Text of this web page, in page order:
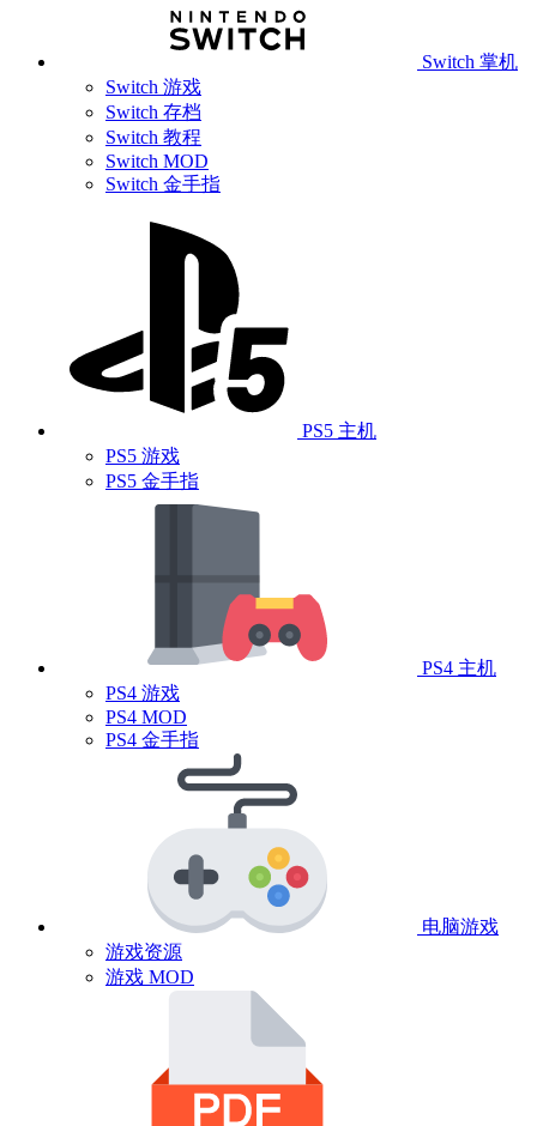
Switch 掌机
Switch 游戏
Switch 存档
Switch 教程
Switch MOD
Switch 金手指
PS5 主机
PS5 游戏
PS5 金手指
PS4 主机
PS4 游戏
PS4 MOD
PS4 金手指
电脑游戏
游戏资源
游戏 MOD